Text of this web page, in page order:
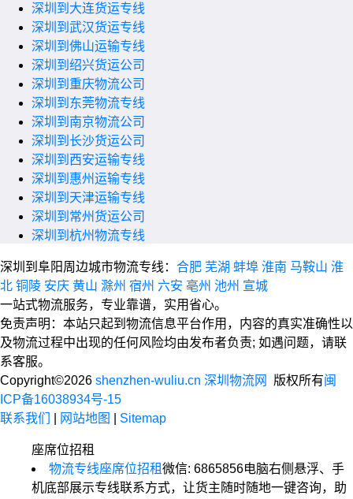
深圳到大连货运专线
深圳到武汉货运专线
深圳到佛山运输专线
深圳到绍兴货运公司
深圳到重庆物流公司
深圳到东莞物流专线
深圳到南京物流公司
深圳到长沙货运公司
深圳到西安运输专线
深圳到惠州运输专线
深圳到天津运输专线
深圳到常州货运公司
深圳到杭州物流专线
深圳到阜阳周边城市物流专线： 合肥 芜湖 蚌埠 淮南 马鞍山 淮
北 铜陵 安庆 黄山 滁州 宿州 六安 亳州 池州 宣城
一站式物流服务，专业靠谱，实用省心。
免责声明：本站只起到物流信息平台作用，内容的真实准确性以
及物流过程中出现的任何风险均由发布者负责; 如遇问题，请联
系客服。
Copyright©2026 shenzhen-wuliu.cn 深圳物流网 版权所有闽
ICP备16038934号-15
联系我们
网站地图 Sitemap
座席位招租
物流专线座席位招租微信: 6865856电脑右侧悬浮、手
机底部展示专线联系方式，让货主随时随地一键咨询，助